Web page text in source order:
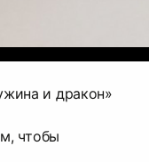
и дракон»
чтобы